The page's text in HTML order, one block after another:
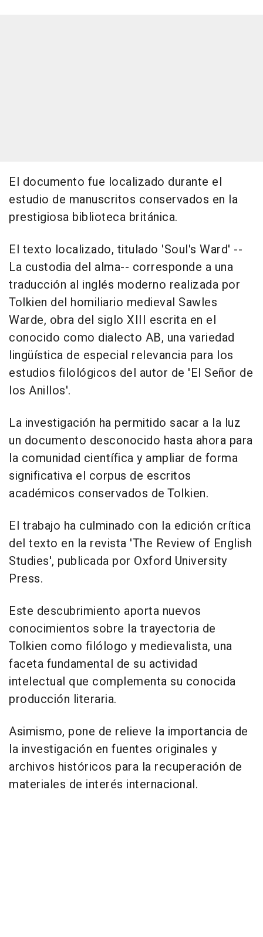
El documento fue localizado durante el
estudio de manuscritos conservados en la
prestigiosa biblioteca británica.
El texto localizado, titulado 'Soul's Ward' --
La custodia del alma-- corresponde a una
traducción al inglés moderno realizada por
Tolkien del homiliario medieval Sawles
Warde, obra del siglo XIII escrita en el
conocido como dialecto AB, una variedad
lingüística de especial relevancia para los
estudios filológicos del autor de 'El Señor de
los Anillos'.
La investigación ha permitido sacar a la luz
un documento desconocido hasta ahora para
la comunidad científica y ampliar de forma
significativa el corpus de escritos
académicos conservados de Tolkien.
El trabajo ha culminado con la edición crítica
del texto en la revista 'The Review of English
Studies', publicada por Oxford University
Press.
Este descubrimiento aporta nuevos
conocimientos sobre la trayectoria de
Tolkien como filólogo y medievalista, una
faceta fundamental de su actividad
intelectual que complementa su conocida
producción literaria.
Asimismo, pone de relieve la importancia de
la investigación en fuentes originales y
archivos históricos para la recuperación de
materiales de interés internacional.